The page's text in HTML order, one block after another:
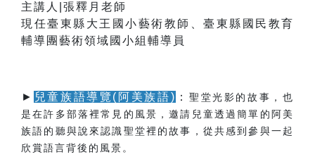
主講人|張釋月老師
現任臺東縣大王國小藝術教師、臺東縣國民教育
輔導團藝術領域國小組輔導員
► 兒童族語導覽(阿美族語) ： 聖堂光影的故事，也
是在許多部落裡常見的風景，邀請兒童透過簡單的阿美
族語的聽與說來認識聖堂裡的故事，從共感到參與一起
欣賞語言背後的風景。